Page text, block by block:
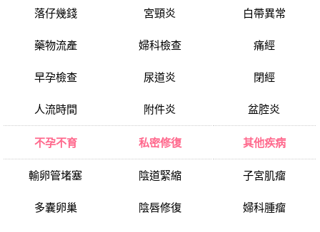
落仔幾錢
藥物流產
早孕檢查
人流時間
宮頸炎
婦科檢查
尿道炎
附件炎
白帶異常
痛經
閉經
盆腔炎
不孕不育
輸卵管堵塞
多囊卵巢
私密修復
陰道緊縮
陰唇修復
其他疾病
子宮肌瘤
婦科腫瘤